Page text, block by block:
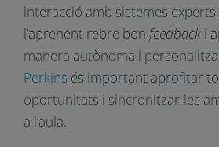
dicotomia tecnologia-
que la tecnologia digital té el
transformar l’educació creant
oportunitats d’aprenentatge. Es
a millorar la comprensió de
complexos i la simulació de